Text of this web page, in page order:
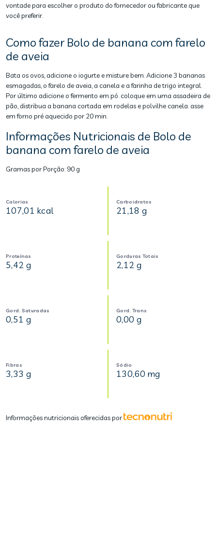
vontade para escolher o produto do fornecedor ou fabricante que
você preferir.
Como fazer Bolo de banana com farelo
de aveia
Bata os ovos, adicione o iogurte e misture bem. Adicione 3 bananas
esmagadas, o farelo de aveia, a canela e a farinha de trigo integral.
Por último adicione o fermento em pó. coloque em uma assadeira de
pão, distribua a banana cortada em rodelas e polvilhe canela. asse
em forno pré aquecido por 20 min.
Informações Nutricionais de Bolo de
banana com farelo de aveia
Gramas por Porção: 90 g
Calorias
107,01 kcal
Carboidratos
21,18 g
Proteínas
5,42 g
Gorduras Totais
2,12 g
Gord. Saturadas
0,51 g
Gord. Trans
0,00 g
Fibras
3,33 g
Sódio
130,60 mg
Informações nutricionais oferecidas por